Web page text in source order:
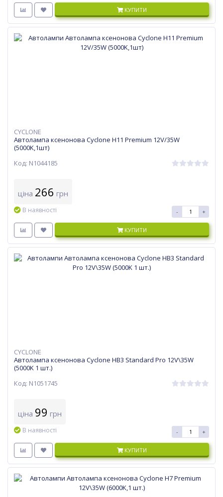
КУПИТИ
CYCLONE
Автолампа ксенонова Cyclone H11 Premium 12V/35W
(5000K,1шт)
Код: N1044185
ціна 266 грн
В наявності - +
КУПИТИ
CYCLONE
Автолампа ксенонова Cyclone HB3 Standard Pro 12V\35W
(5000K 1 шт.)
Код: N1051745
ціна 99 грн
В наявності - +
КУПИТИ